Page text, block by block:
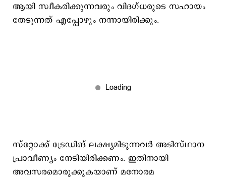
ആയി സ്വീകരിക്കുന്നവരും വിദഗ്ധരുടെ സഹായം
തേടുന്നത് എപ്പോഴും നന്നായിരിക്കും.
സ്റ്റോക്ക് ട്രേഡിങ് ലക്ഷ്യമിടുന്നവർ അടിസ്ഥാന
പ്രാവീണ്യം നേടിയിരിക്കണം. ഇതിനായി
അവസരമൊരുക്കുകയാണ് മനോരമ